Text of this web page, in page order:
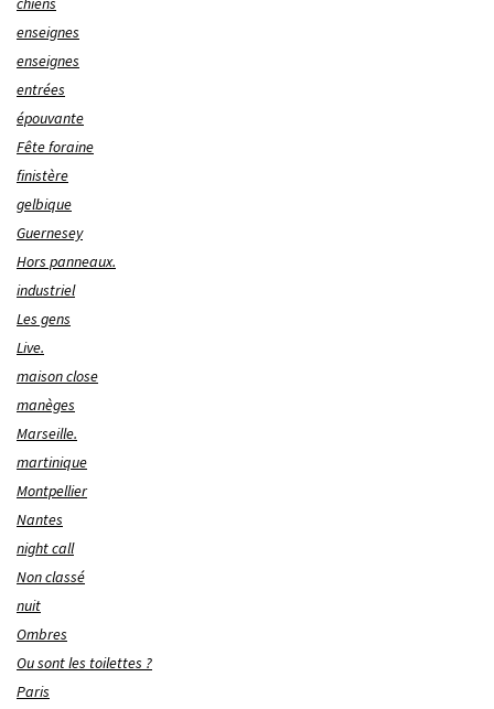
enseignes
enseignes
entrées
épouvante
Fête foraine
finistère
gelbique
Guernesey
Hors panneaux.
industriel
Les gens
Live.
maison close
manèges
Marseille.
martinique
Montpellier
Nantes
night call
Non classé
nuit
Ombres
Ou sont les toilettes ?
Paris